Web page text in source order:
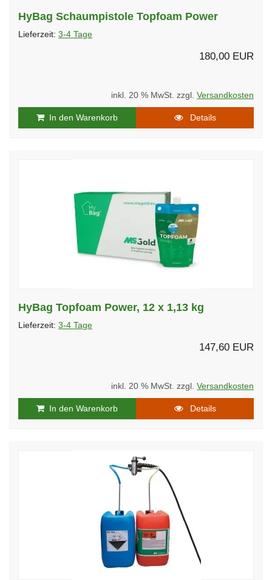
HyBag Schaumpistole Topfoam Power
Lieferzeit: 3-4 Tage
180,00 EUR
inkl. 20 % MwSt. zzgl. Versandkosten
In den Warenkorb Details
HyBag Topfoam Power, 12 x 1,13 kg
Lieferzeit: 3-4 Tage
147,60 EUR
inkl. 20 % MwSt. zzgl. Versandkosten
In den Warenkorb Details